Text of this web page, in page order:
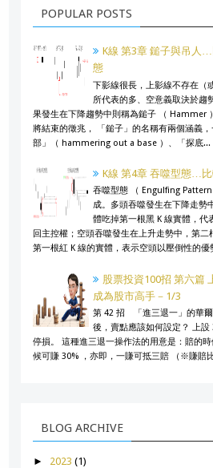
POPULAR POSTS
K線 第3章 鎚子與吊人
態
下影線很長，上影線不存在（
所代表的多、空意義取決於趨
果發生在下降趨勢中則稱為鎚子 （ Hammer
將結束的徵兆， 「鎚子」的名稱有兩個涵義
部」（ hammering out a base ）、「探底...
K線 第4章 吞噬型態…
吞噬型態 （ Engulfing
成。多頭吞噬發生在下降走勢
體吃掉第一根黑 K 線實體，代
回主控權；空頭吞噬發生在上升走勢中，第二
第一根紅 K 線的實體，表示空頭以壓倒性的優
股票投資100招 第六篇
成為股市高手－1/3
第 42 招 「進三退一」的華
後，賣點應該如何設定？ 上設
停損。 這種進三退一操作法的用意是：賠的
候可賺 30% ，亦即，一賺可抵三賠 （※賺賠
BLOG ARCHIVE
► 2023 (1)